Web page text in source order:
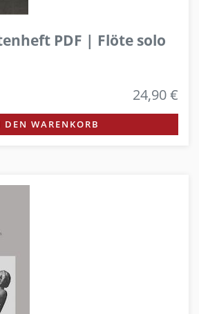
PDF | Flöte solo
24,90 €
DEN WARENKORB